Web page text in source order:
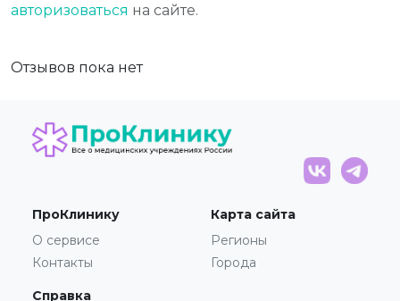
авторизоваться на сайте.
Отзывов пока нет
ПроКлинику
О сервисе
Контакты
Карта сайта
Регионы
Города
Справка